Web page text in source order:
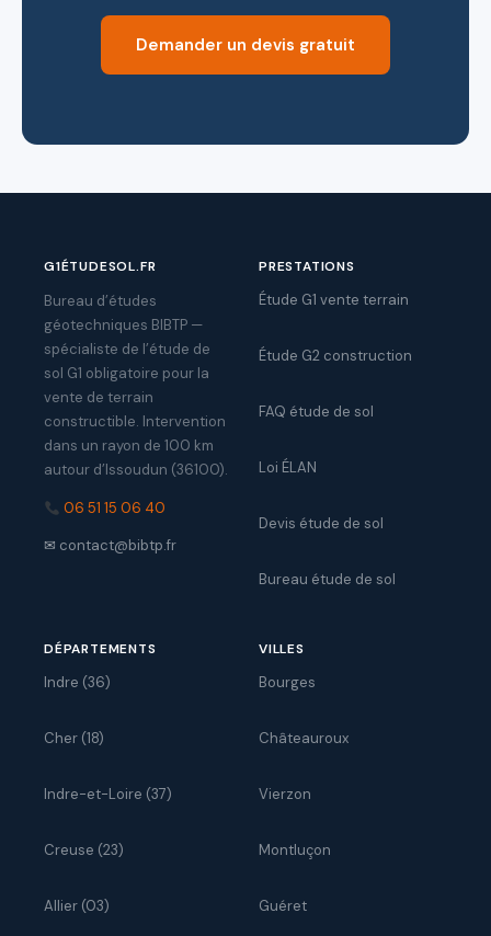
Demander un devis gratuit
G1ÉTUDESOL.FR
Bureau d’études
géotechniques BIBTP —
spécialiste de l’étude de
sol G1 obligatoire pour la
vente de terrain
constructible. Intervention
dans un rayon de 100 km
autour d’Issoudun (36100).
06 51 15 06 40
✉ contact@bibtp.fr
PRESTATIONS
Étude G1 vente terrain
Étude G2 construction
FAQ étude de sol
Loi ÉLAN
Devis étude de sol
Bureau étude de sol
DÉPARTEMENTS
Indre (36)
Cher (18)
Indre-et-Loire (37)
Creuse (23)
Allier (03)
VILLES
Bourges
Châteauroux
Vierzon
Montluçon
Guéret